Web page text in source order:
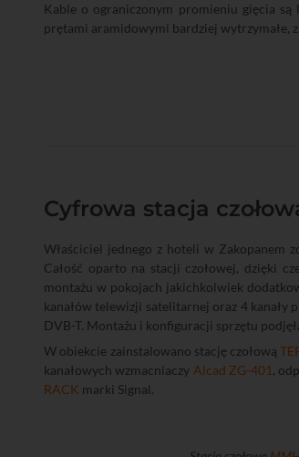
Kable o ograniczonym promieniu gięcia
prętami aramidowymi bardziej wytrzymałe,
Cyfrowa stacja
Właściciel jednego z hoteli w Zakopanem
Całość oparto na stacji czołowej, dzięki
montażu w pokojach jakichkolwiek
kanałów telewizji satelitarnej oraz 4 kanały
DVB-T. Montażu i konfiguracji sprzętu
W obiekcie zainstalowano stację czołową
kanałowych wzmacniaczy Alcad ZG-401 ,
RACK marki Signal.